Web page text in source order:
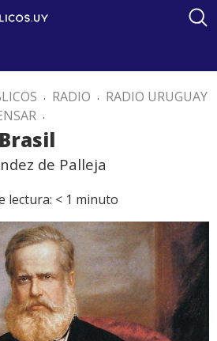
. RADIO . RADIO URUGUAY
.
de Palleja
lectura: < 1 minuto